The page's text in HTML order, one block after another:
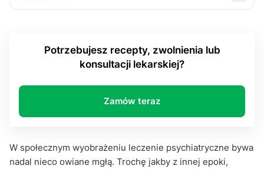
Antydepresanty, neuroleptyki, stabilizatory
nastroju. O czym właściwie mówimy?
Farmakologia w psychiatrii. Lęki, stereotypy,
pytania – czego naprawdę się boimy?
Potrzebujesz recepty, zwolnienia lub
konsultacji lekarskiej?
Zamów teraz
W społecznym wyobrażeniu leczenie psychiatryczne bywa
nadal nieco owiane mgłą. Trochę jakby z innej epoki,